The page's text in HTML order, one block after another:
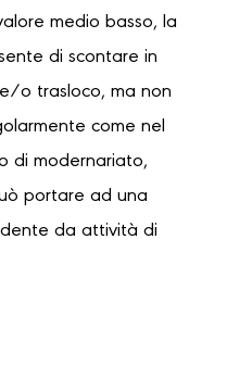
medio basso, la
di scontare in
o trasloco, ma non
come nel
di modernariato,
portare ad una
da attività di